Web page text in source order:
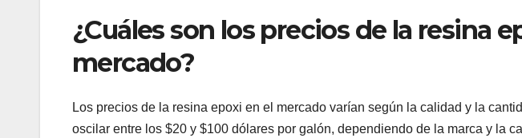
¿Cuáles son los precios de la resina
mercado?
Los precios de la resina epoxi en el mercado varían según la calidad y la
oscilar entre los $20 y $100 dólares por galón, dependiendo de la marca y la